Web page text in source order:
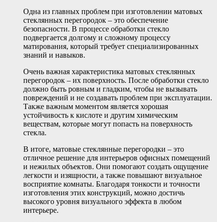
Одна из главных проблем при изготовлении матовых
стеклянных перегородок – это обеспечение
безопасности. В процессе обработки стекло
подвергается долгому и сложному процессу
матирования, который требует специализированных
знаний и навыков.
Очень важная характеристика матовых стеклянных
перегородок – их поверхность. После обработки стекло
должно быть ровным и гладким, чтобы не вызывать
повреждений и не создавать проблем при эксплуатации.
Также важным моментом является хорошая
устойчивость к кислоте и другим химическим
веществам, которые могут попасть на поверхность
стекла.
В итоге, матовые стеклянные перегородки – это
отличное решение для интерьеров офисных помещений
и нежилых объектов. Они помогают создать ощущение
легкости и изящности, а также повышают визуальное
восприятие комнаты. Благодаря тонкости и точности
изготовления этих конструкций, можно достичь
высокого уровня визуального эффекта в любом
интерьере.